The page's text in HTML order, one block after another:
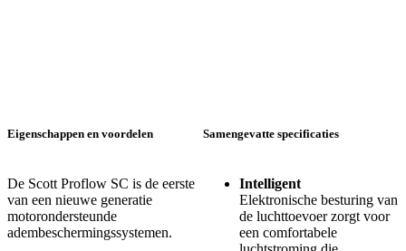
Eigenschappen en voordelen
De Scott Proflow SC is de eerste
van een nieuwe generatie
motorondersteunde
adembeschermingssystemen.
Samengevatte specificaties
Intelligent
Elektronische besturing van
de luchttoevoer zorgt voor
een comfortabele